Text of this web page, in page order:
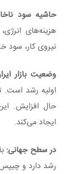
حاشیه سود
هزینه‌های
نیروی کار، سود خالص واقعی
وضعیت بازار
اولیه رشد است.
حال افزایش.
ایجاد می‌کند.
در سطح جهانی:
رشد دارد و